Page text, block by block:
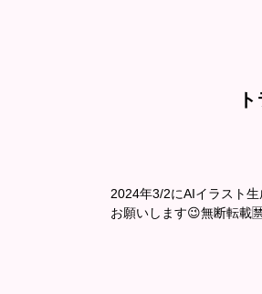
2024年3/2にAIイラスト
お願いします😉無断転載